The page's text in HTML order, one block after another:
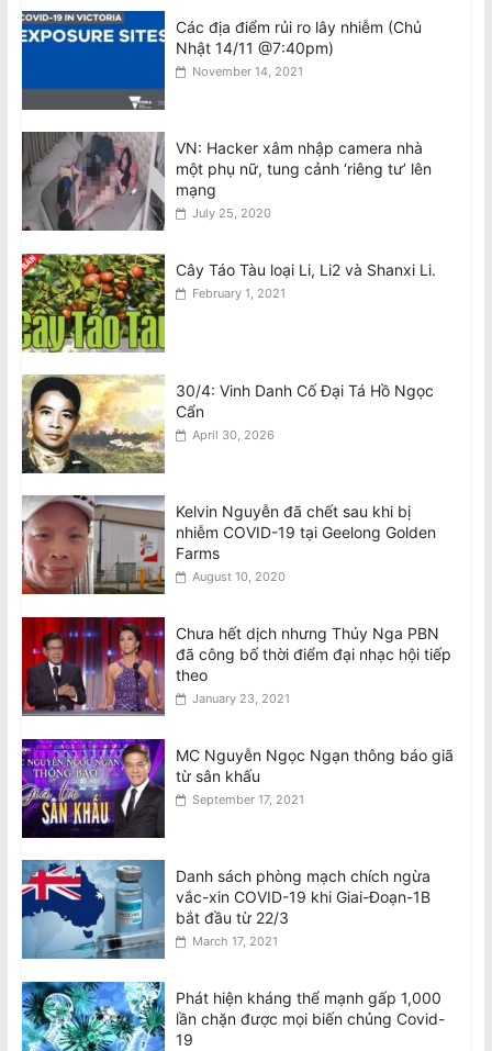
Vietnam Accused Of Reviving
Crackdown On Writers After Author’s
Arrest
Giám khảo MasterChef bênh vực
Meghan về vụ ‘gây căng thẳng trên
trường quay’
August 9, 2026
Các địa điểm rủi ro lây nhiễm (Chủ
Nhật 14/11 @7:40pm)
November 14, 2021
VN: Hacker xâm nhập camera nhà
một phụ nữ, tung cảnh ‘riêng tư’ lên
mạng
July 25, 2020
Cây Táo Tàu loại Li, Li2 và Shanxi Li.
February 1, 2021
30/4: Vinh Danh Cố Đại Tá Hồ Ngọc
Cẩn
April 30, 2026
Kelvin Nguyễn đã chết sau khi bị
nhiễm COVID-19 tại Geelong Golden
Farms
August 10, 2020
Chưa hết dịch nhưng Thúy Nga PBN
đã công bố thời điểm đại nhạc hội tiếp
theo
January 23, 2021
MC Nguyễn Ngọc Ngạn thông báo giã
từ sân khấu
September 17, 2021
Danh sách phòng mạch chích ngừa
vắc-xin COVID-19 khi Giai-Đoạn-1B
bắt đầu từ 22/3
March 17, 2021
Phát hiện kháng thể mạnh gấp 1,000
lần chặn được mọi biến chủng Covid-
19